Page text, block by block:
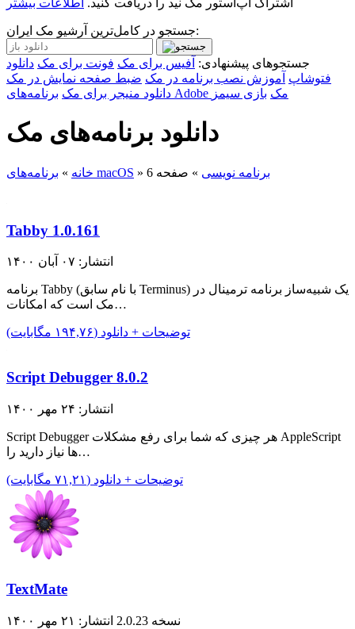
اشتراک اپ‌استور مک نید را دریافت کنید. اطلاعات بیشتر
جستجو در کامل‌ترین آرشیو مک ایران:
جستجوهای پیشنهادی: آفیس برای مک فونت برای مک دانلود
فتوشاپ آموزش نصب برنامه در مک ضبط صفحه نمایش در مک
دانلود منیجر برای مک
برنامه‌های Adobe مک بازی سیمز
دانلود برنامه‌های مک
خانه » برنامه‌های macOS » برنامه نویسی » صفحه 6
Tabby 1.0.161
انتشار: ۰۷ آبان ۱۴۰۰
برنامه Tabby (با نام سابق Terminus) یک شبیه‌ساز برنامه ترمینال در
مک است که امکانات…
توضیحات + دانلود (۱۹۴,۷۶ مگابایت)
Script Debugger 8.0.2
انتشار: ۲۴ مهر ۱۴۰۰
Script Debugger هر چیزی که شما برای رفع مشکلات AppleScript
ها نیاز دارید را…
توضیحات + دانلود (۷۱,۲۱ مگابایت)
TextMate
نسخه 2.0.23 انتشار: ۲۱ مهر ۱۴۰۰